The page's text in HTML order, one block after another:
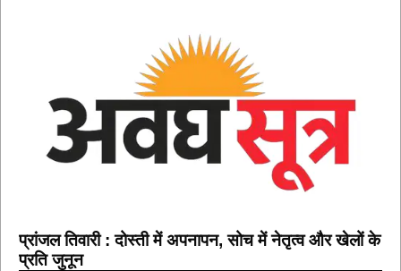
प्रांजल तिवारी : दोस्ती में अपनापन, सोच में नेतृत्व और खेलों के
प्रति जुनून